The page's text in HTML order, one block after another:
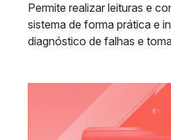
Permite realizar leituras e
sistema de forma prática e
diagnóstico de falhas e